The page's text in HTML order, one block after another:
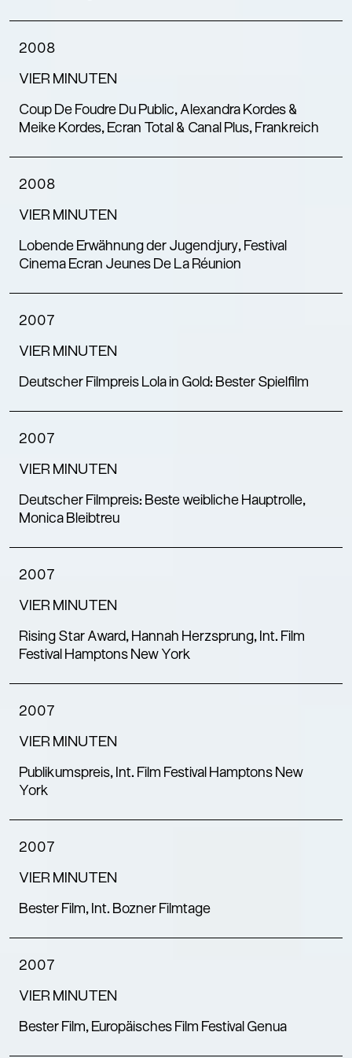
2008
VIER MINUTEN
Coup De Foudre Du Public, Alexandra Kordes &
Meike Kordes, Ecran Total & Canal Plus, Frankreich
2008
VIER MINUTEN
Lobende Erwähnung der Jugendjury, Festival
Cinema Ecran Jeunes De La Réunion
2007
VIER MINUTEN
Deutscher Filmpreis Lola in Gold: Bester Spielfilm
2007
VIER MINUTEN
Deutscher Filmpreis: Beste weibliche Hauptrolle,
Monica Bleibtreu
2007
VIER MINUTEN
Rising Star Award, Hannah Herzsprung, Int. Film
Festival Hamptons New York
2007
VIER MINUTEN
Publikumspreis, Int. Film Festival Hamptons New
York
2007
VIER MINUTEN
Bester Film, Int. Bozner Filmtage
2007
VIER MINUTEN
Bester Film, Europäisches Film Festival Genua